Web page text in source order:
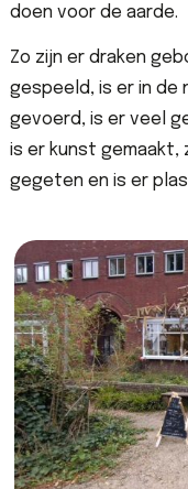
doen voor de aarde.
Zo zijn er draken
gespeeld, is er in de
gevoerd, is er veel
is er kunst gemaakt,
gegeten en is er